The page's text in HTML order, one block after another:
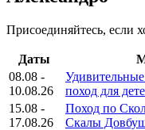
Присоединяйтесь, если
Даты
08.08 -
10.08.26
поход для
15.08 -
17.08.26
Поход по
Скалы